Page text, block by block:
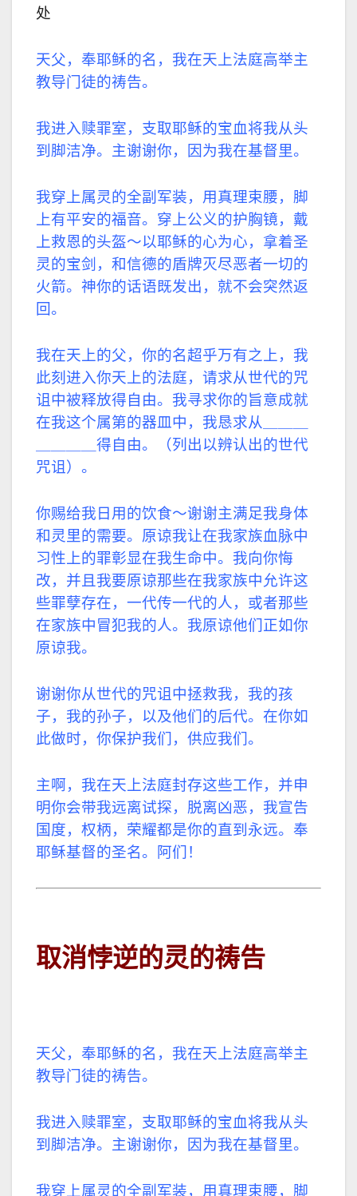
处
天父，奉耶稣的名，我在天上法庭高举主
教导门徒的祷告。
我进入赎罪室，支取耶稣的宝血将我从头
到脚洁净。主谢谢你，因为我在基督里。
我穿上属灵的全副军装，用真理束腰，脚
上有平安的福音。穿上公义的护胸镜，戴
上救恩的头盔～以耶稣的心为心，拿着圣
灵的宝剑，和信德的盾牌灭尽恶者一切的
火箭。神你的话语既发出，就不会突然返
回。
我在天上的父，你的名超乎万有之上，我
此刻进入你天上的法庭，请求从世代的咒
诅中被释放得自由。我寻求你的旨意成就
在我这个属第的器皿中，我恳求从＿＿＿
＿＿＿＿得自由。（列出以辨认出的世代
咒诅）。
你赐给我日用的饮食～谢谢主满足我身体
和灵里的需要。原谅我让在我家族血脉中
习性上的罪彰显在我生命中。我向你悔
改，并且我要原谅那些在我家族中允许这
些罪孽存在，一代传一代的人，或者那些
在家族中冒犯我的人。我原谅他们正如你
原谅我。
谢谢你从世代的咒诅中拯救我，我的孩
子，我的孙子，以及他们的后代。在你如
此做时，你保护我们，供应我们。
主啊，我在天上法庭封存这些工作，并申
明你会带我远离试探，脱离凶恶，我宣告
国度，权柄，荣耀都是你的直到永远。奉
耶稣基督的圣名。阿们！
取消悖逆的灵的祷告
天父，奉耶稣的名，我在天上法庭高举主
教导门徒的祷告。
我进入赎罪室，支取耶稣的宝血将我从头
到脚洁净。主谢谢你，因为我在基督里。
我穿上属灵的全副军装，用真理束腰，脚